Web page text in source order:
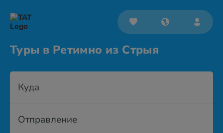
Туры в Ретимно из Стрыя
Куда
Отправление